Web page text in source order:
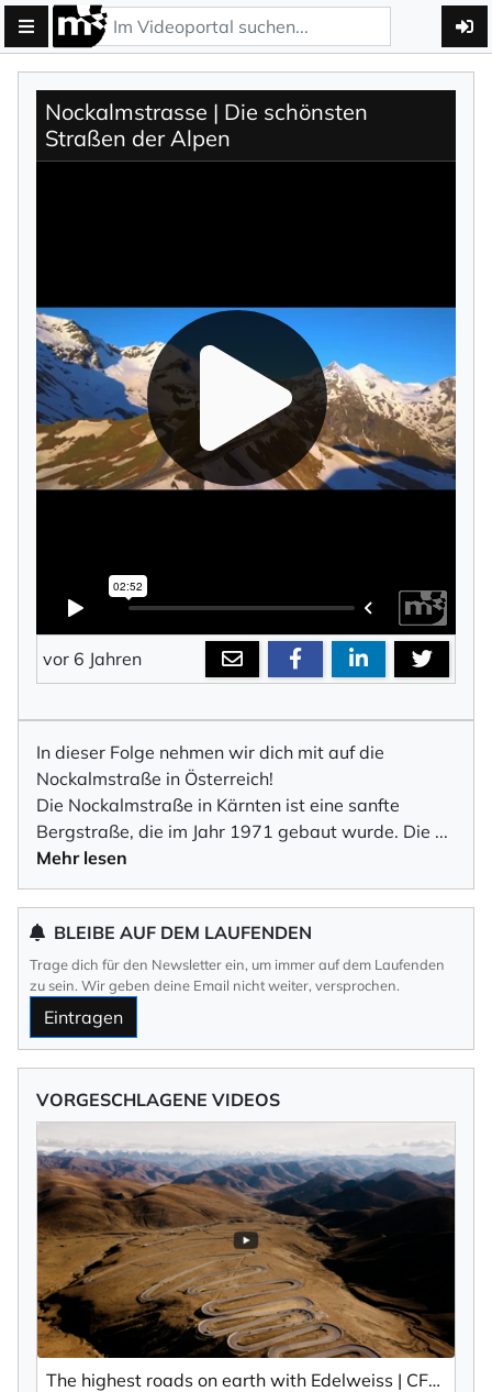
Nockalmstrasse | Die schönsten
Straßen der Alpen
vor 6 Jahren
In dieser Folge nehmen wir dich mit auf die
Nockalmstraße in Österreich!
Die Nockalmstraße in Kärnten ist eine sanfte
Bergstraße, die im Jahr 1971 gebaut wurde. Die ...
Mehr lesen
BLEIBE AUF DEM LAUFENDEN
Trage dich für den Newsletter ein, um immer auf dem Laufenden
zu sein. Wir geben deine Email nicht weiter, versprochen.
Eintragen
VORGESCHLAGENE VIDEOS
The highest roads on earth with Edelweiss | CFMoto 1000MT-X in Tibet